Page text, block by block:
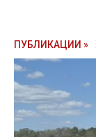
ПУБЛИКАЦИИ »